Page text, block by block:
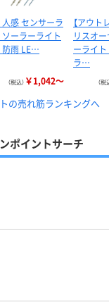
感 センサーラ
ソーラーライト
防雨 LE…
（税込） ￥1,042～
【アウト
リスオ
ーライ
ラ…
（税
の売れ筋ランキングへ
ポイントサーチ